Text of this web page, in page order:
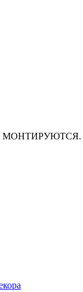
МОНТИРУЮТСЯ.